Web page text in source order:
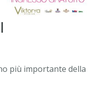
più importante della